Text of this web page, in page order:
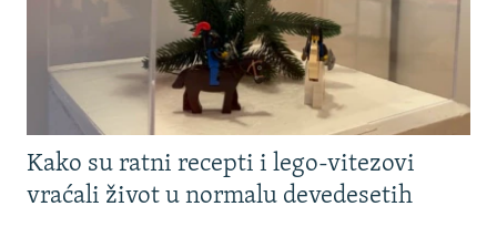
Kako su ratni recepti i lego-vitezovi
vraćali život u normalu devedesetih